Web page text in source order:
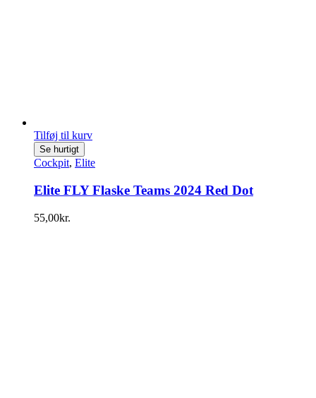
Tilføj til kurv
Se hurtigt
Cockpit, Elite
Elite FLY Flaske Teams 2024 Red Dot
55,00kr.